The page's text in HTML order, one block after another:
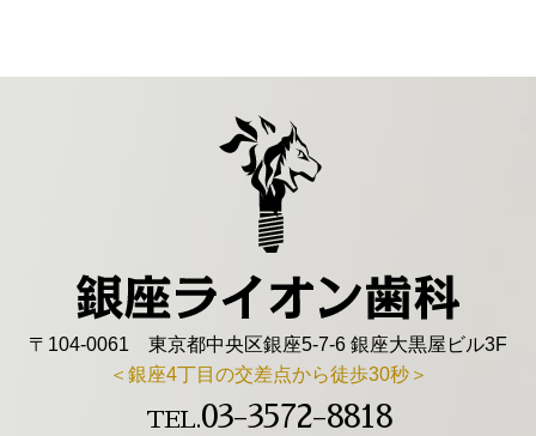
〒104-0061 東京都中央区銀座5-7-6 銀座大黒屋ビル3F
＜銀座4丁目の交差点から徒歩30秒＞
TEL.03-3572-8818